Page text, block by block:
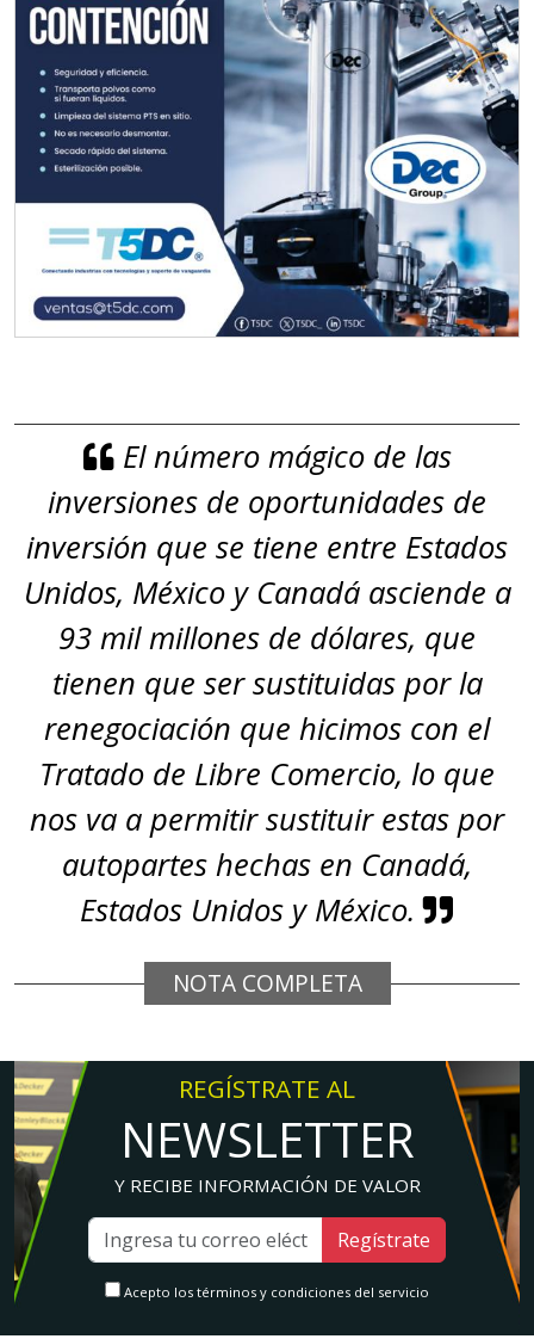
El número mágico de las
inversiones de oportunidades de
inversión que se tiene entre Estados
Unidos, México y Canadá asciende a
93 mil millones de dólares, que
tienen que ser sustituidas por la
renegociación que hicimos con el
Tratado de Libre Comercio, lo que
nos va a permitir sustituir estas por
autopartes hechas en Canadá,
Estados Unidos y México.
NOTA COMPLETA
REGÍSTRATE AL
NEWSLETTER
Y RECIBE INFORMACIÓN DE VALOR
Regístrate
Acepto los términos y condiciones del servicio